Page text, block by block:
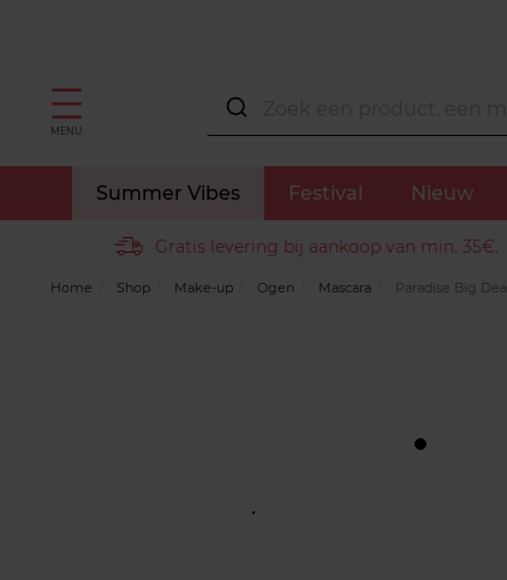
MENU
Summer Vibes Festival Nieuw
Gratis levering bij aankoop van min. 35€.
Home Shop Make-up Ogen Mascara Paradise Big